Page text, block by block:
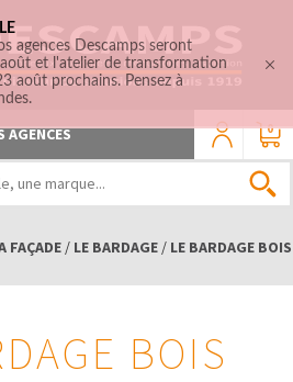
0
AGENCES
FAÇADE / LE BARDAGE / LE BARDAGE BOIS
BOIS
agences Descamps seront
et l'atelier de transformation
août prochains. Pensez à